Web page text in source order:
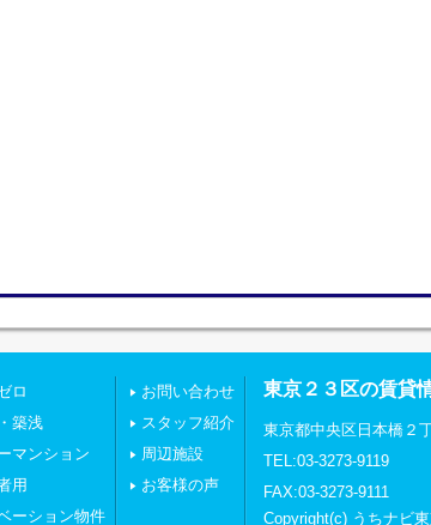
ロ
築浅
マンション
用
ーション物件
お問い合わせ
スタッフ紹介
周辺施設
お客様の声
東京２３区の賃貸
東京都中央区日本橋２
TEL:03-3273-9119
FAX:03-3273-9111
Copyright(c) うちナビ